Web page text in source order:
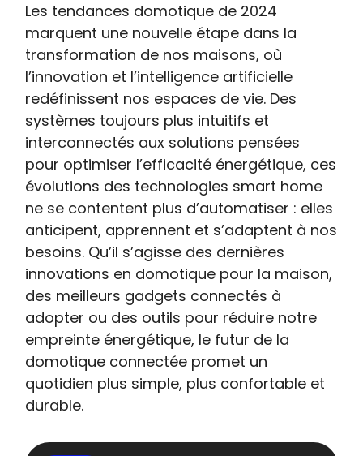
Les tendances domotique de 2024
marquent une nouvelle étape dans la
transformation de nos maisons, où
l’innovation et l’intelligence artificielle
redéfinissent nos espaces de vie. Des
systèmes toujours plus intuitifs et
interconnectés aux solutions pensées
pour optimiser l’efficacité énergétique, ces
évolutions des technologies smart home
ne se contentent plus d’automatiser : elles
anticipent, apprennent et s’adaptent à nos
besoins. Qu’il s’agisse des dernières
innovations en domotique pour la maison,
des meilleurs gadgets connectés à
adopter ou des outils pour réduire notre
empreinte énergétique, le futur de la
domotique connectée promet un
quotidien plus simple, plus confortable et
durable.